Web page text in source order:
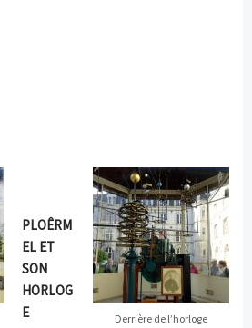
Derrière de l’horloge
PLOÊRM
EL ET
SON
HORLOG
E